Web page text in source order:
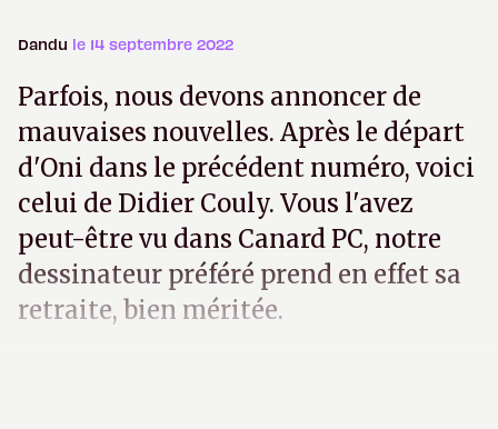
Dandu le 14 septembre 2022
Parfois, nous devons annoncer de
mauvaises nouvelles. Après le départ
d'Oni dans le précédent numéro, voici
celui de Didier Couly. Vous l'avez
peut-être vu dans Canard PC, notre
dessinateur préféré prend en effet sa
retraite, bien méritée.